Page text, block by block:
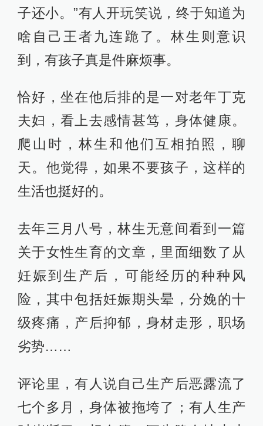
子还小。”有人开玩笑说，终于知道为
啥自己王者九连跪了。林生则意识
到，有孩子真是件麻烦事。
恰好，坐在他后排的是一对老年丁克
夫妇，看上去感情甚笃，身体健康。
爬山时，林生和他们互相拍照，聊
天。他觉得，如果不要孩子，这样的
生活也挺好的。
去年三月八号，林生无意间看到一篇
关于女性生育的文章，里面细数了从
妊娠到生产后，可能经历的种种风
险，其中包括妊娠期头晕，分娩的十
级疼痛，产后抑郁，身材走形，职场
劣势……
评论里，有人说自己生产后恶露流了
七个多月，身体被拖垮了；有人生产